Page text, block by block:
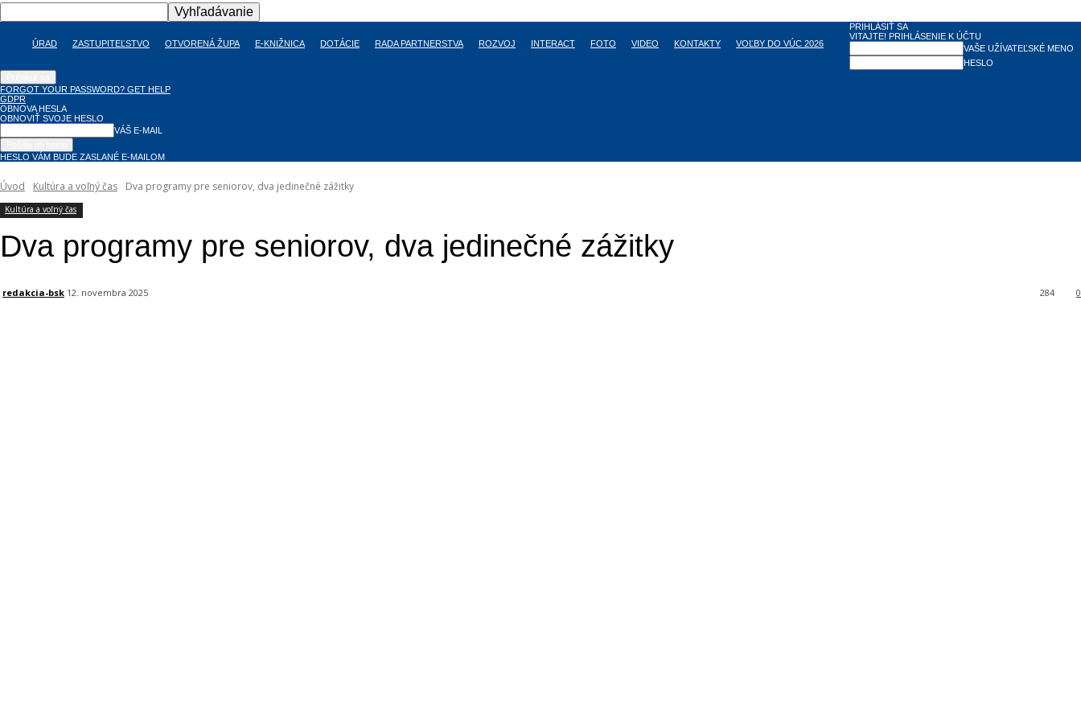
ÚRAD ZASTUPITEĽSTVO OTVORENÁ ŽUPA E-KNIŽNICA DOTÁCIE RADA PARTNERSTVA ROZVOJ INTERACT FOTO VIDEO KONTAKTY VOĽBY DO VÚC 2026
PRIHLÁSIŤ SA
VITAJTE! PRIHLÁSENIE K ÚČTU
VAŠE UŽÍVATEĽSKÉ MENO
HESLO
FORGOT YOUR PASSWORD? GET HELP
GDPR
OBNOVA HESLA
OBNOVIŤ SVOJE HESLO
VÁŠ E-MAIL
HESLO VÁM BUDE ZASLANÉ E-MAILOM
Úvod Kultúra a voľný čas Dva programy pre seniorov, dva jedinečné zážitky
Kultúra a voľný čas
Dva programy pre seniorov, dva jedinečné zážitky
redakcia-bsk 12. novembra 2025 0
284